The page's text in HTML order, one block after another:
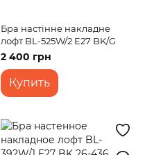
Бра настінне накладне
лофт BL-525W/2 E27 BK/G
2 400 грн
Купить